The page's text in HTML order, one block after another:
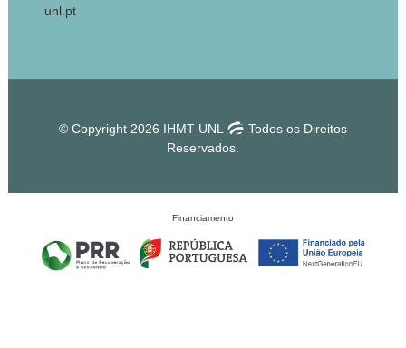
unl.pt
© Copyright 2026 IHMT-UNL
Todos os Direitos
Reservados.
Financiamento